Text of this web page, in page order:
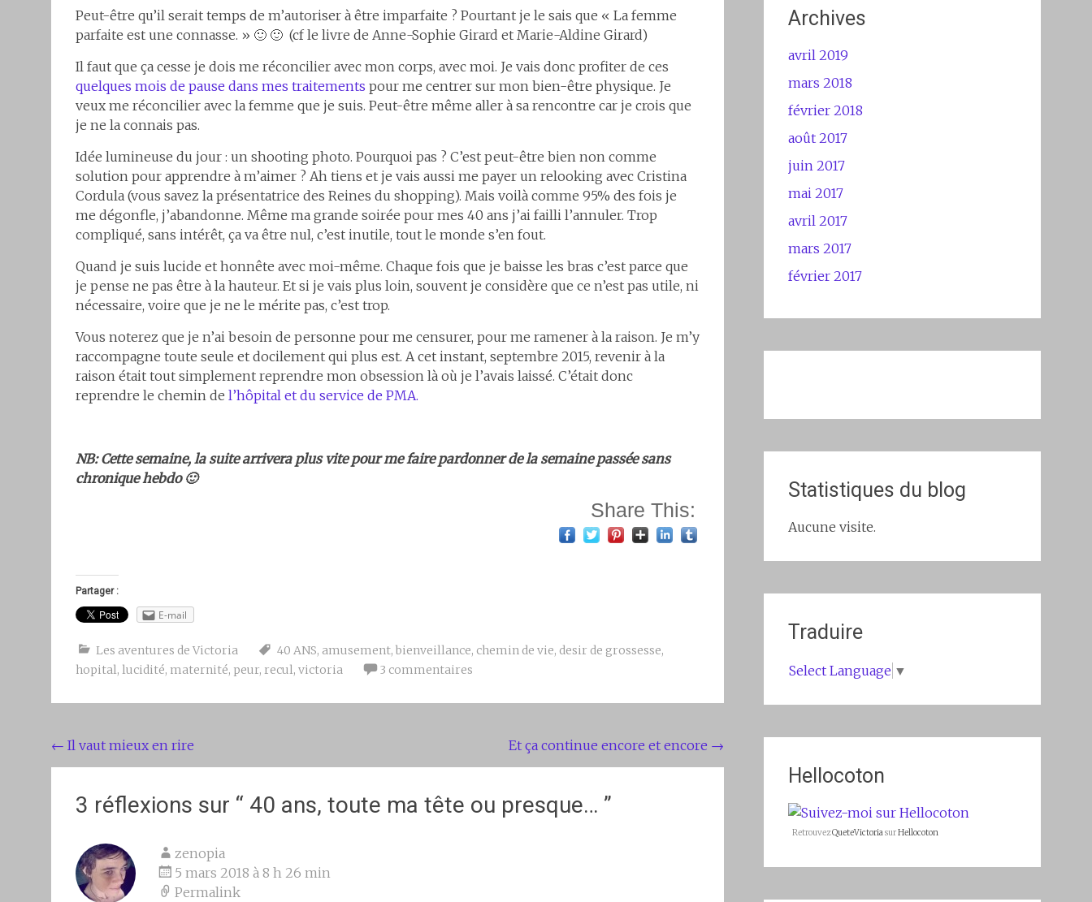
Peut-être qu’il serait temps de m’autoriser à être imparfaite ? Pourtant je le sais que « La femme
parfaite est une connasse. » 🙂 🙂 (cf le livre de Anne-Sophie Girard et Marie-Aldine Girard)
Il faut que ça cesse je dois me réconcilier avec mon corps, avec moi. Je vais donc profiter de ces
quelques mois de pause dans mes traitements pour me centrer sur mon bien-être physique. Je
veux me réconcilier avec la femme que je suis. Peut-être même aller à sa rencontre car je crois que
je ne la connais pas.
Idée lumineuse du jour : un shooting photo. Pourquoi pas ? C’est peut-être bien non comme
solution pour apprendre à m’aimer ? Ah tiens et je vais aussi me payer un relooking avec Cristina
Cordula (vous savez la présentatrice des Reines du shopping). Mais voilà comme 95% des fois je
me dégonfle, j’abandonne. Même ma grande soirée pour mes 40 ans j’ai failli l’annuler. Trop
compliqué, sans intérêt, ça va être nul, c’est inutile, tout le monde s’en fout.
Quand je suis lucide et honnête avec moi-même. Chaque fois que je baisse les bras c’est parce que
je pense ne pas être à la hauteur. Et si je vais plus loin, souvent je considère que ce n’est pas utile, ni
nécessaire, voire que je ne le mérite pas, c’est trop.
Vous noterez que je n’ai besoin de personne pour me censurer, pour me ramener à la raison. Je m’y
raccompagne toute seule et docilement qui plus est. A cet instant, septembre 2015, revenir à la
raison était tout simplement reprendre mon obsession là où je l’avais laissé. C’était donc
reprendre le chemin de l’hôpital et du service de PMA.
NB: Cette semaine, la suite arrivera plus vite pour me faire pardonner de la semaine passée sans
chronique hebdo 🙂
Share This:
Partager :
E-mail
Les aventures de Victoria 40 ANS, amusement, bienveillance, chemin de vie, desir de grossesse,
hopital, lucidité, maternité, peur, recul, victoria 3 commentaires
Navigation de l'article
← Il vaut mieux en rire Et ça continue encore et encore →
3 réflexions sur “ 40 ans, toute ma tête ou presque… ”
zenopia
5 mars 2018 à 8 h 26 min
Permalink
Archives
avril 2019
mars 2018
février 2018
août 2017
juin 2017
mai 2017
avril 2017
mars 2017
février 2017
Statistiques du blog
Aucune visite.
Traduire
Select Language ▼
Hellocoton
RetrouvezQueteVictoria surHellocoton